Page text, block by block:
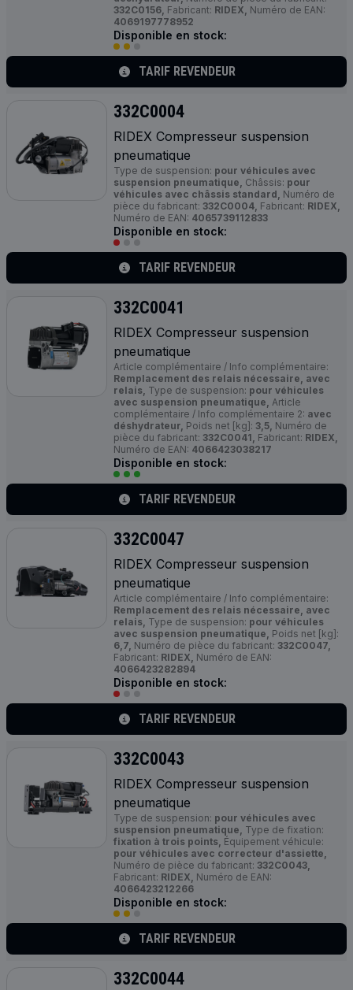
332C0156, Fabricant: RIDEX, Numéro de EAN:
4069197778952
Disponible en stock:
TARIF REVENDEUR
332C0004
RIDEX Compresseur suspension
pneumatique
Type de suspension: pour véhicules avec
suspension pneumatique, Châssis: pour
véhicules avec châssis standard, Numéro de
pièce du fabricant: 332C0004, Fabricant: RIDEX,
Numéro de EAN: 4065739112833
Disponible en stock:
TARIF REVENDEUR
332C0041
RIDEX Compresseur suspension
pneumatique
Article complémentaire / Info complémentaire:
Remplacement des relais nécessaire, avec
relais, Type de suspension: pour véhicules
avec suspension pneumatique, Article
complémentaire / Info complémentaire 2: avec
déshydrateur, Poids net [kg]: 3,5, Numéro de
pièce du fabricant: 332C0041, Fabricant: RIDEX,
Numéro de EAN: 4066423038217
Disponible en stock:
TARIF REVENDEUR
332C0047
RIDEX Compresseur suspension
pneumatique
Article complémentaire / Info complémentaire:
Remplacement des relais nécessaire, avec
relais, Type de suspension: pour véhicules
avec suspension pneumatique, Poids net [kg]:
6,7, Numéro de pièce du fabricant: 332C0047,
Fabricant: RIDEX, Numéro de EAN:
4066423282894
Disponible en stock:
TARIF REVENDEUR
332C0043
RIDEX Compresseur suspension
pneumatique
Type de suspension: pour véhicules avec
suspension pneumatique, Type de fixation:
fixation à trois points, Équipement véhicule:
pour véhicules avec correcteur d'assiette,
Numéro de pièce du fabricant: 332C0043,
Fabricant: RIDEX, Numéro de EAN:
4066423212266
Disponible en stock:
TARIF REVENDEUR
332C0044